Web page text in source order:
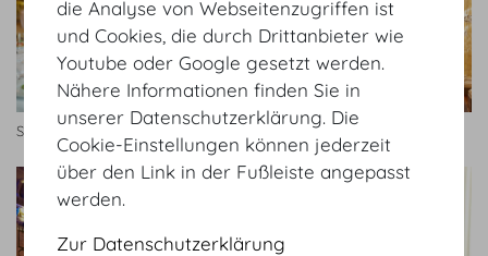
Schatzkammersaal Zeremoniensaal
die Analyse von Webseitenzugriffen ist
und Cookies, die durch Drittanbieter wie
Youtube oder Google gesetzt werden.
Nähere Informationen finden Sie in
unserer Datenschutzerklärung. Die
Cookie-Einstellungen können jederzeit
über den Link in der Fußleiste angepasst
werden.
Zur Datenschutzerklärung